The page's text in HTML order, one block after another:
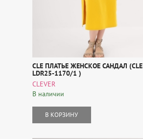
CLE ПЛАТЬЕ ЖЕНСКОЕ САНДАЛ (CLE
LDR25-1170/1 )
CLEVER
В наличии
В КОРЗИНУ